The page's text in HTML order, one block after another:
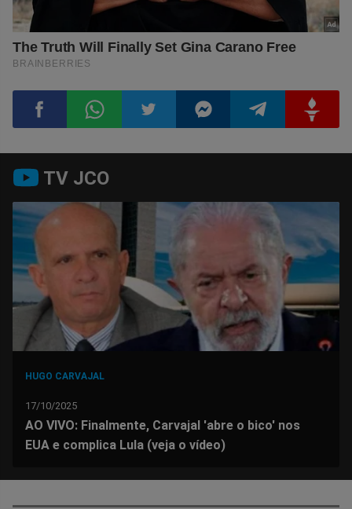
Compartilhar
no
Facebook
no
Whatsapp
no
Twitter
no
Messenger
no
Telegram
no
Gettr
TV JCO
HUGO CARVAJAL
17/10/2025
AO VIVO: Finalmente, Carvajal 'abre o bico' nos
EUA e complica Lula (veja o vídeo)